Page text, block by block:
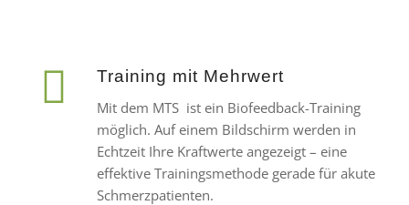
Training mit Mehrwert
Mit dem MTS ist ein Biofeedback-Training
möglich. Auf einem Bildschirm werden in
Echtzeit Ihre Kraftwerte angezeigt – eine
effektive Trainingsmethode gerade für akute
Schmerzpatienten.